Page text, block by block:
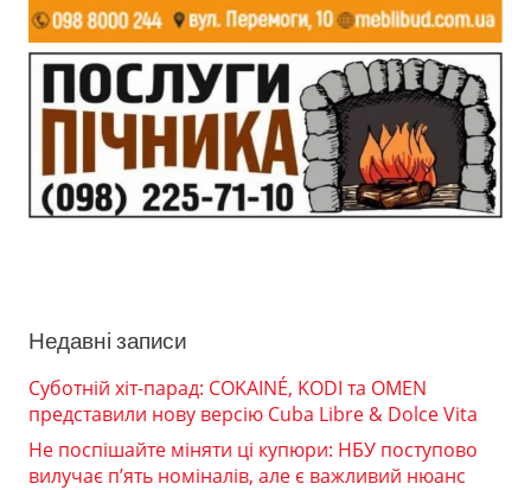
Недавні записи
Суботній хіт-парад: COKAINÉ, KODI та OMEN
представили нову версію Cuba Libre & Dolce Vita
Не поспішайте міняти ці купюри: НБУ поступово
вилучає п’ять номіналів, але є важливий нюанс